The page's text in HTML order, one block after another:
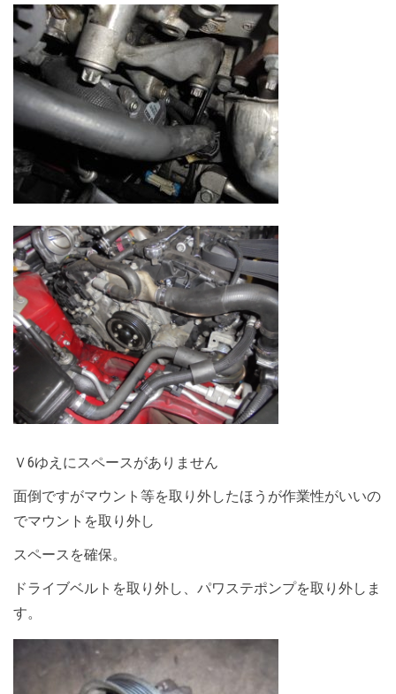
Ｖ6ゆえにスペースがありません
面倒ですがマウント等を取り外したほうが作業性がいいの
でマウントを取り外し
スペースを確保。
ドライブベルトを取り外し、パワステポンプを取り外しま
す。